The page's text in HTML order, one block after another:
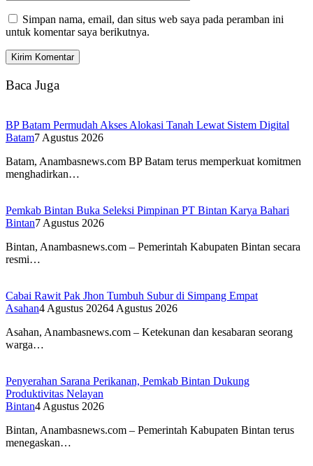
Simpan nama, email, dan situs web saya pada peramban ini
untuk komentar saya berikutnya.
Baca Juga
BP Batam Permudah Akses Alokasi Tanah Lewat Sistem Digital
Batam7 Agustus 2026
Batam, Anambasnews.com BP Batam terus memperkuat komitmen
menghadirkan…
Pemkab Bintan Buka Seleksi Pimpinan PT Bintan Karya Bahari
Bintan7 Agustus 2026
Bintan, Anambasnews.com – Pemerintah Kabupaten Bintan secara
resmi…
Cabai Rawit Pak Jhon Tumbuh Subur di Simpang Empat
Asahan4 Agustus 20264 Agustus 2026
Asahan, Anambasnews.com – Ketekunan dan kesabaran seorang
warga…
Penyerahan Sarana Perikanan, Pemkab Bintan Dukung
Produktivitas Nelayan
Bintan4 Agustus 2026
Bintan, Anambasnews.com – Pemerintah Kabupaten Bintan terus
menegaskan…